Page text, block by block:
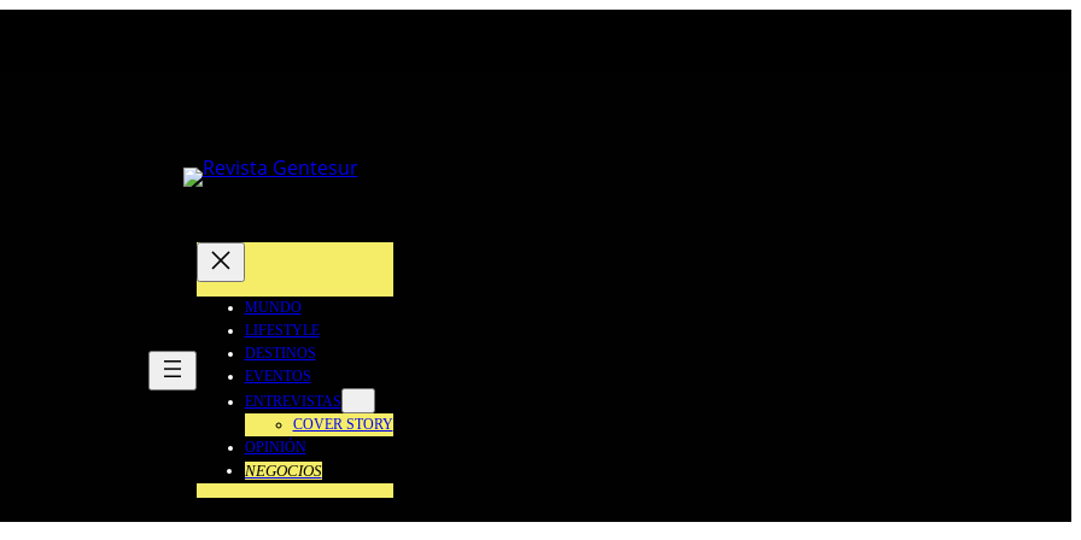
MUNDO
LIFESTYLE
DESTINOS
EVENTOS
ENTREVISTAS
COVER STORY
OPINIÓN
NEGOCIOS